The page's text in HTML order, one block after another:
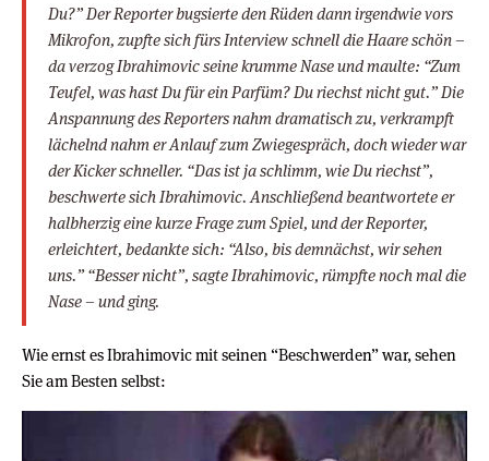
Du?” Der Reporter bugsierte den Rüden dann irgendwie vors
Mikrofon, zupfte sich fürs Interview schnell die Haare schön –
da verzog Ibrahimovic seine krumme Nase und maulte: “Zum
Teufel, was hast Du für ein Parfüm? Du riechst nicht gut.” Die
Anspannung des Reporters nahm dramatisch zu, verkrampft
lächelnd nahm er Anlauf zum Zwiegespräch, doch wieder war
der Kicker schneller. “Das ist ja schlimm, wie Du riechst”,
beschwerte sich Ibrahimovic. Anschließend beantwortete er
halbherzig eine kurze Frage zum Spiel, und der Reporter,
erleichtert, bedankte sich: “Also, bis demnächst, wir sehen
uns.” “Besser nicht”, sagte Ibrahimovic, rümpfte noch mal die
Nase – und ging.
Wie ernst es Ibrahimovic mit seinen “Beschwerden” war, sehen
Sie am Besten selbst: